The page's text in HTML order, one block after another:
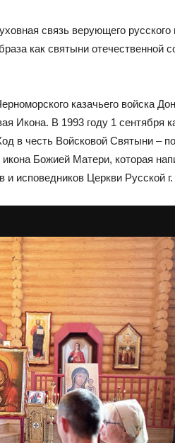
связь верующего
как святыни отечественной
казачьего войска
Икона. В 1993 году 1 сентября
в честь Войсковой Святыни –
Божией Матери, которая
исповедников Церкви Русской г.